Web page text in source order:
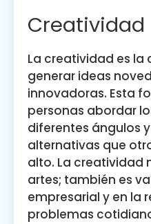
Creatividad
La creatividad es
generar ideas
innovadoras. Esta
personas abordar
diferentes ángulos
alternativas que
alto. La creatividad
artes; también es
empresarial y en la
problemas